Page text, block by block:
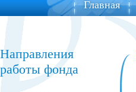
Главная
Направления
работы фонда